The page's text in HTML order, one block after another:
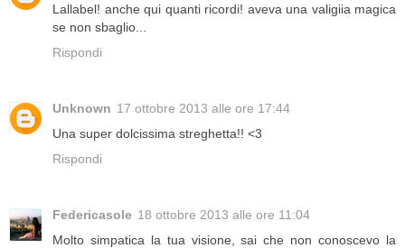
Lallabel! anche qui quanti ricordi! aveva una valigiia magica
se non sbaglio...
Rispondi
Unknown 17 ottobre 2013 alle ore 17:44
Una super dolcissima streghetta!! <3
Rispondi
Federicasole 18 ottobre 2013 alle ore 11:04
Molto simpatica la tua visione, sai che non conoscevo la